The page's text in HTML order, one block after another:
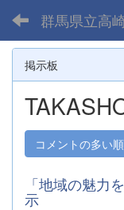
群馬県立高
掲示板
コメントの多い順
「地域の魅力
示